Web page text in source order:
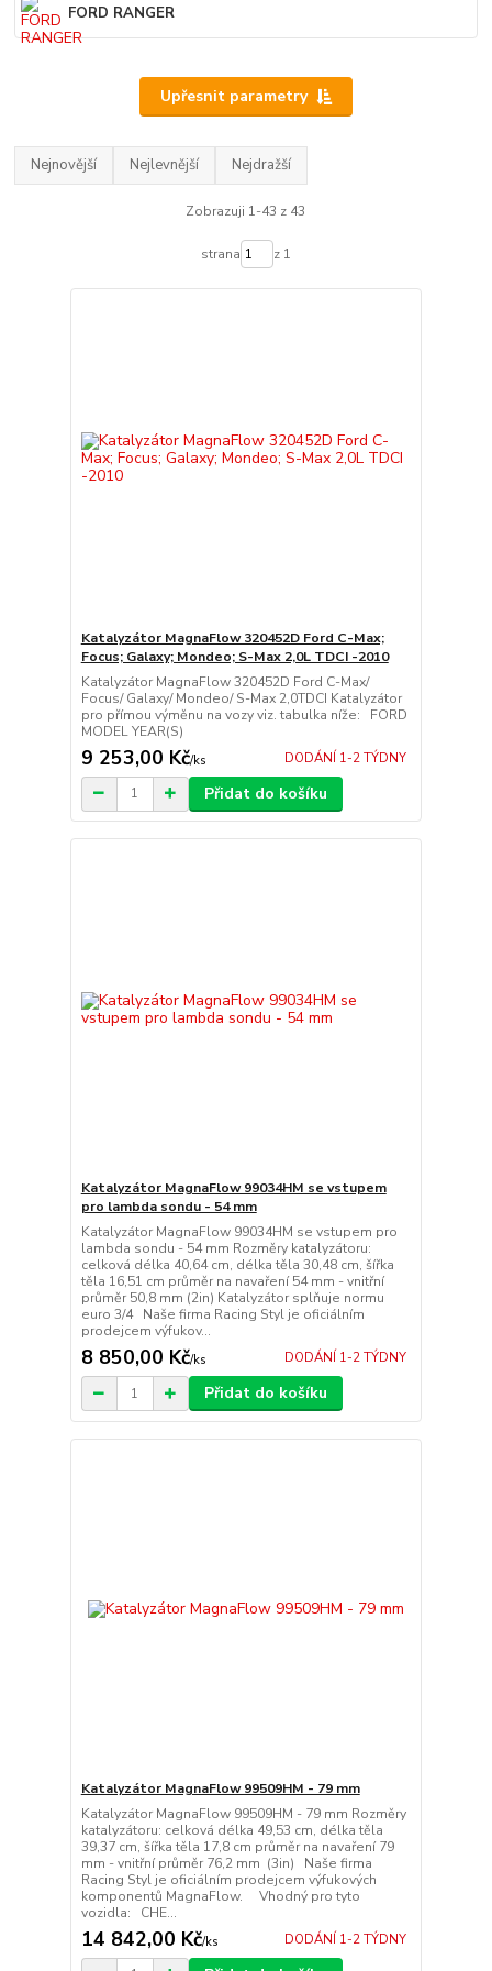
FORD RANGER
Upřesnit parametry
Nejnovější Nejlevnější Nejdražší
Zobrazuji 1-43 z 43
strana z 1
Katalyzátor MagnaFlow 320452D Ford C-Max;
Focus; Galaxy; Mondeo; S-Max 2,0L TDCI -2010
Katalyzátor MagnaFlow 320452D Ford C-Max/
Focus/ Galaxy/ Mondeo/ S-Max 2,0TDCI Katalyzátor
pro přímou výměnu na vozy viz. tabulka níže: FORD
MODEL YEAR(S)
9 253,00 Kč/ks DODÁNÍ 1-2 TÝDNY
Přidat do košíku
Katalyzátor MagnaFlow 99034HM se vstupem
pro lambda sondu - 54 mm
Katalyzátor MagnaFlow 99034HM se vstupem pro
lambda sondu - 54 mm Rozměry katalyzátoru:
celková délka 40,64 cm, délka těla 30,48 cm, šířka
těla 16,51 cm průměr na navaření 54 mm - vnitřní
průměr 50,8 mm (2in) Katalyzátor splňuje normu
euro 3/4 Naše firma Racing Styl je oficiálním
prodejcem výfukov...
8 850,00 Kč/ks DODÁNÍ 1-2 TÝDNY
Přidat do košíku
Katalyzátor MagnaFlow 99509HM - 79 mm
Katalyzátor MagnaFlow 99509HM - 79 mm Rozměry
katalyzátoru: celková délka 49,53 cm, délka těla
39,37 cm, šířka těla 17,8 cm průměr na navaření 79
mm - vnitřní průměr 76,2 mm (3in) Naše firma
Racing Styl je oficiálním prodejcem výfukových
komponentů MagnaFlow. Vhodný pro tyto
vozidla: CHE...
14 842,00 Kč/ks DODÁNÍ 1-2 TÝDNY